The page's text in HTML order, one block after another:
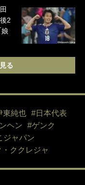
2
る
東純也
#日本代表
ヘン
#ゲンク
ジャパン
ククレジャ